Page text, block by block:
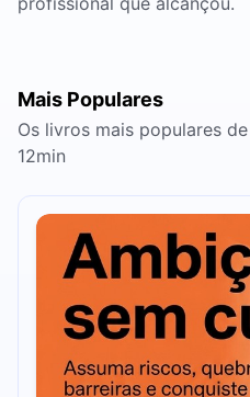
Mais Populares
Os livros mais populares
12min